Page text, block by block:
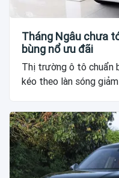
Tháng Ngâu chưa
bùng nổ ưu đãi
Thị trường ô tô chuẩn
kéo theo làn sóng giảm